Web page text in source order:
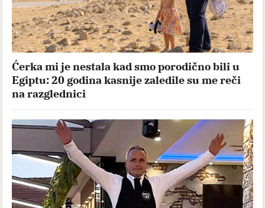
Ćerka mi je nestala kad smo porodično bili u
Egiptu: 20 godina kasnije zaledile su me reči
na razglednici